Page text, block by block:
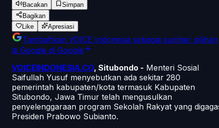
Bacakan
Simpan
Bagikan
Like
Apresiasi
Tambahkan VOICE Indonesia sebagai sumber pilihan
di Google di Google
VOICEINDONESIA.CO, Situbondo - Menteri Sosial
Saifullah Yusuf menyebutkan ada sekitar 280
pemerintah kabupaten/kota termasuk Kabupaten
Situbondo, Jawa Timur telah mengusulkan
penyelenggaraan program Sekolah Rakyat yang
Presiden Prabowo Subianto.